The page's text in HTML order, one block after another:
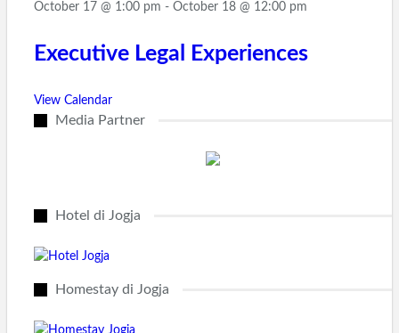
October 17 @ 1:00 pm - October 18 @ 12:00 pm
Executive Legal Experiences
View Calendar
Media Partner
Hotel di Jogja
Homestay di Jogja